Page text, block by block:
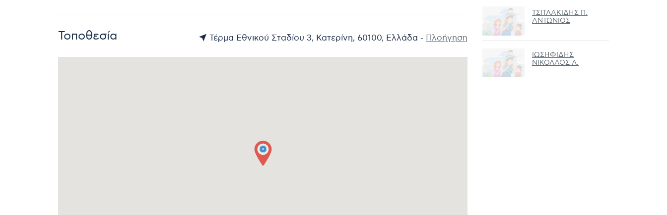
Τοποθεσία Τέρμα Εθνικού Σταδίου 3, Κατερίνη, 60100, Ελλάδα - Πλοήγηση
ΤΣΙΤΛΑΚΙΔΗΣ Π.
ΑΝΤΩΝΙΟΣ
ΙΩΣΗΦΙΔΗΣ
ΝΙΚΟΛΑΟΣ Λ.